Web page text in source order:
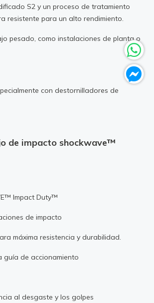
S2 y un proceso de tratamiento
resistente para un alto rendimiento.
pesado, como instalaciones de planta o
con destornilladores de
de impacto shockwave™
Impact Duty™
de impacto
máxima resistencia y durabilidad.
guía de accionamiento
al desgaste y los golpes